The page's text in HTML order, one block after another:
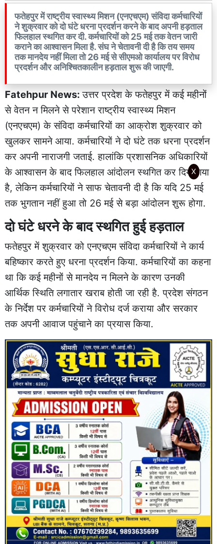
फतेहपुर में राष्ट्रीय स्वास्थ्य मिशन (एनएचएम) संविदा कर्मचारियों
ने शुक्रवार को दो घंटे धरना प्रदर्शन करने के बाद अपनी हड़ताल
फिलहाल स्थगित कर दी. कर्मचारियों को 25 मई तक वेतन जारी
कराने का आश्वासन मिला है. संघ ने चेतावनी दी है कि तय समय
तक मानदेय नहीं मिला तो 26 मई से सीएमओ कार्यालय पर विरोध
प्रदर्शन और अनिश्चितकालीन हड़ताल शुरू की जाएगी.
Fatehpur News:उत्तर प्रदेश के फतेहपुर में कई महीनों
से वेतन न मिलने से परेशान राष्ट्रीय स्वास्थ्य मिशन
(एनएचएम) के संविदा कर्मचारियों का आक्रोश शुक्रवार को
खुलकर सामने आया. कर्मचारियों ने दो घंटे तक धरना प्रदर्शन
कर अपनी नाराजगी जताई. हालांकि प्रशासनिक अधिकारियों
के आश्वासन के बाद फिलहाल आंदोलन स्थगित कर दिया गया
है, लेकिन कर्मचारियों ने साफ चेतावनी दी है कि यदि 25 मई
तक भुगतान नहीं हुआ तो 26 मई से बड़ा आंदोलन शुरू होगा.
दो घंटे धरने के बाद स्थगित हुई हड़ताल
फतेहपुर में शुक्रवार को एनएचएम संविदा कर्मचारियों ने कार्य
बहिष्कार करते हुए धरना प्रदर्शन किया. कर्मचारियों का कहना
था कि कई महीनों से मानदेय न मिलने के कारण उनकी
आर्थिक स्थिति लगातार खराब होती जा रही है. प्रदेश संगठन
के निर्देश पर कर्मचारियों ने विरोध दर्ज कराया और सरकार
तक अपनी आवाज पहुंचाने का प्रयास किया.
X